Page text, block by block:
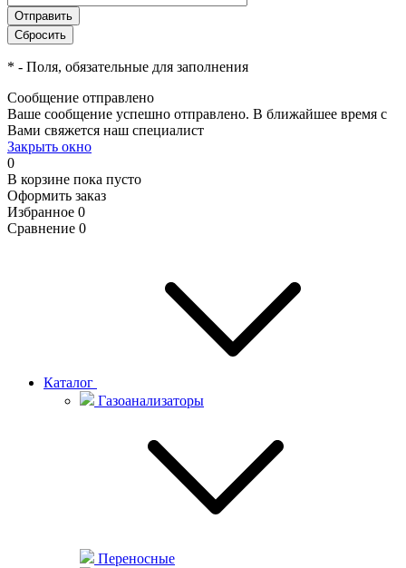
* - Поля, обязательные для заполнения
Сообщение отправлено
Ваше сообщение успешно отправлено. В ближайшее время с
Вами свяжется наш специалист
Закрыть окно
0
В корзине пока пусто
Оформить заказ
Избранное 0
Сравнение 0
Каталог
Газоанализаторы
Переносные